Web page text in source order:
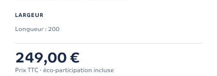
LARGEUR
Longueur : 200
249,00 €
Prix TTC · éco-participation incluse